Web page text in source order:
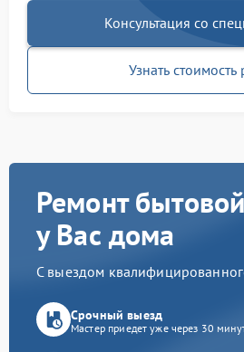
Консультация со
Узнать стоимость
Ремонт
у Вас дома
С выездом
Срочный выезд
Мастер приедет уже через 30